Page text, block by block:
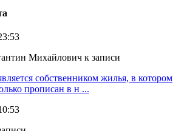
Михайлович к записи
собственником жилья, в котором
прописан в н ...